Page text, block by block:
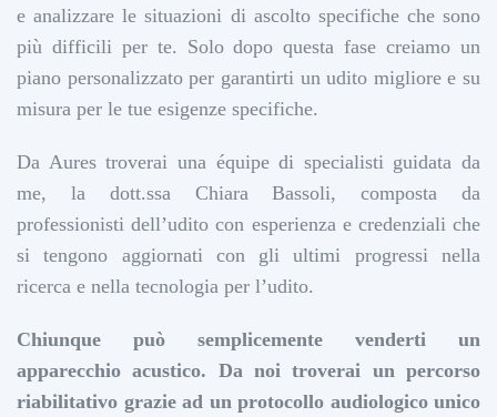
e analizzare le situazioni di ascolto specifiche che sono
più difficili per te. Solo dopo questa fase creiamo un
piano personalizzato per garantirti un udito migliore e su
misura per le tue esigenze specifiche.
Da Aures troverai una équipe di specialisti guidata da
me, la dott.ssa Chiara Bassoli, composta da
professionisti dell’udito con esperienza e credenziali che
si tengono aggiornati con gli ultimi progressi nella
ricerca e nella tecnologia per l’udito.
Chiunque può semplicemente venderti un
apparecchio acustico. Da noi troverai un percorso
riabilitativo grazie ad un protocollo audiologico unico